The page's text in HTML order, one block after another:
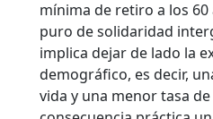
mínima de retiro a los
puro de solidaridad
implica dejar de lado la
demográfico, es decir,
vida y una menor tasa